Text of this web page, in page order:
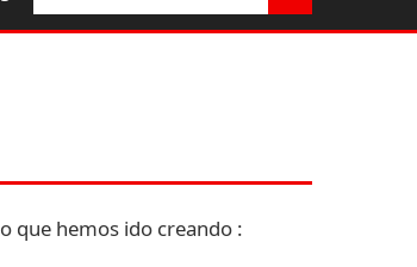
que hemos ido creando :